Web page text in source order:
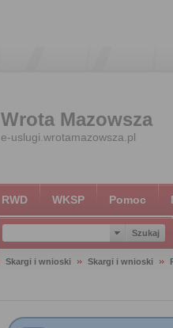
Wrota Mazowsza
e-uslugi.wrotamazowsza.pl
RWD WKSP Pomoc
Skargi i wnioski Skargi i wnioski